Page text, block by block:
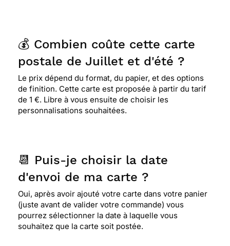
💰 Combien coûte cette carte
postale de Juillet et d'été ?
Le prix dépend du format, du papier, et des options
de finition. Cette carte est proposée à partir du tarif
de 1 €. Libre à vous ensuite de choisir les
personnalisations souhaitées.
📆 Puis-je choisir la date
d'envoi de ma carte ?
Oui, après avoir ajouté votre carte dans votre panier
(juste avant de valider votre commande) vous
pourrez sélectionner la date à laquelle vous
souhaitez que la carte soit postée.